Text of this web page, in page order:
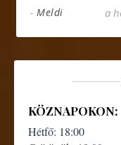
- Meldi a
KÖZNAPOKON:
Hétfő: 18:00